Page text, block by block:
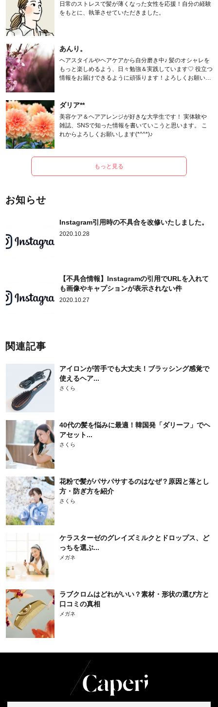
日常のストレスで髪が薄くなった女性を応援！自分の経験
をもとに、執筆させていただきました。
あんり。
ヘアスタイルやヘアケアから自分磨き中♪ 髪のオシャレを
もっと楽しめるよう、日々勉強＆実践しています♡ 役立つ
情報をお届けできるように頑張ります！よろしくお願いし
ダリア**
美容ケア＆ヘアアレンジが好きな大学生です！ 実体験や
雑誌、SNSで知った情報を書いていこうと思います。 こ
れからよろしくお願いします(*^^*)♪
もっと見る
お知らせ
Instagram引用時の不具合を改修いたしました。
2020.10.28
【不具合情報】Instagramの引用でURLを入れて
も画像やキャプションが表示されない件
2020.10.27
関連記事
アイロンが苦手でも大丈夫！ブラッシング感覚で
使えるヘア...
さくら
40代の髪を悩みに最適！韓国発「ダリーフ」でヘ
アセット...
さくら
花粉で髪がパサパサするのはなぜ？原因と落とし
方・防ぎ方を紹介
さくら
ケラスターゼのグレイズミルクとドロップス、ど
っちを選ぶ...
メガネ
ラブクロムはどれがいい？素材・形状の選び方と
口コミの真相
メガネ